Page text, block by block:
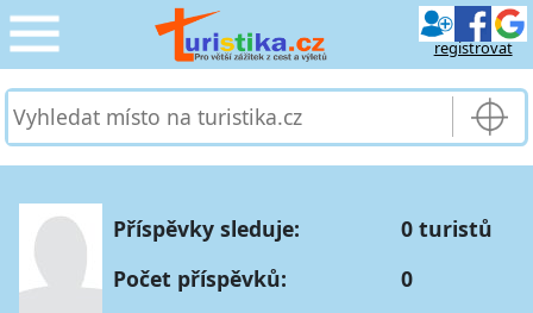
registrovat
CESTOVÁNÍ
SLUŽBY & DOPRAVA ›
PRO TURISTY ›
MOJE TURISTIKA ›
Příspěvky sleduje:
0 turistů
Počet příspěvků:
0